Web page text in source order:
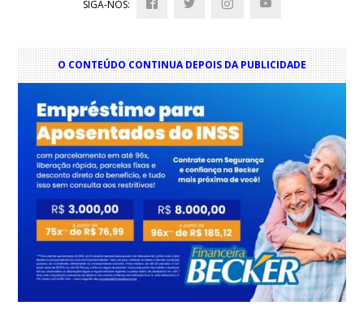
SIGA-NOS:
O CONTEÚDO CONTINUA DEPOIS DA PUBLICIDADE